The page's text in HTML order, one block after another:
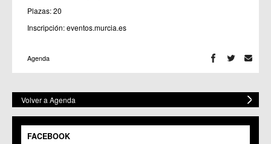
Plazas: 20
Inscripción:eventos.murcia.es
Agenda
Volver a Agenda
FACEBOOK